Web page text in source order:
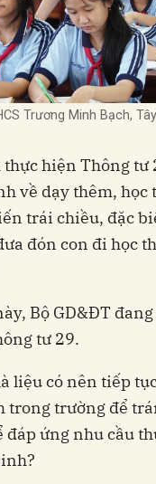
Trương Minh Bạch,
thực hiện Thông
về dạy thêm, học
trái chiều, đặc
đón con đi học
Bộ GD&ĐT
tư 29.
liệu có nên tiếp
trong trường để
đáp ứng nhu cầu